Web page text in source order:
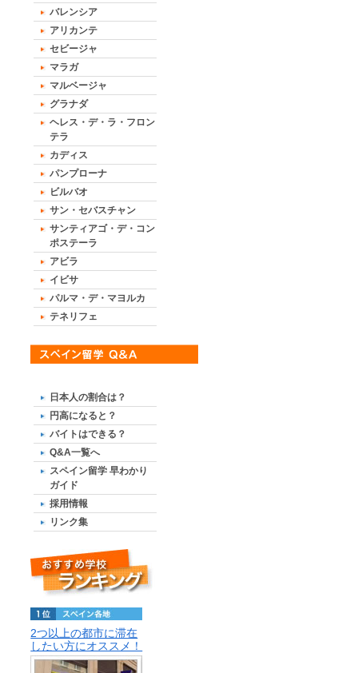
バレンシア
アリカンテ
セビージャ
マラガ
マルベージャ
グラナダ
ヘレス・デ・ラ・フロン
テラ
カディス
パンプローナ
ビルバオ
サン・セバスチャン
サンティアゴ・デ・コン
ポステーラ
アビラ
イビサ
パルマ・デ・マヨルカ
テネリフェ
日本人の割合は？
円高になると？
バイトはできる？
Q&A一覧へ
スペイン留学 早わかり
ガイド
採用情報
リンク集
2つ以上の都市に滞在
したい方にオススメ！